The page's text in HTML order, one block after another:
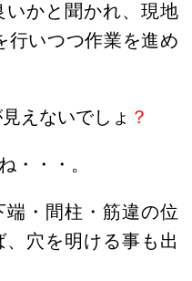
いかと聞かれ、現地
行いつつ作業を進め
えないでしょ ？
・・・。
端・間柱・筋違の位
穴を明ける事も出